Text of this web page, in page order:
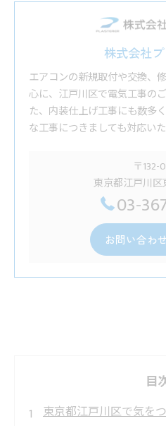
株式会社
エアコンの新規取付や交換、
心に、江戸川区で電気工事の
た、内装仕上げ工事にも数多
な工事につきましても対応いた
〒132-
東京都江戸川
03-
お問い合わ
目
東京都江戸川区で気を